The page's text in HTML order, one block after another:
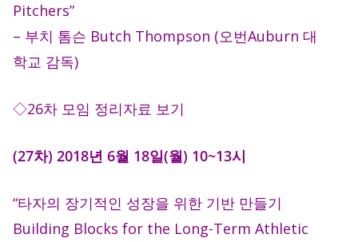
Pitchers”
– 부치 톰슨 Butch Thompson (오번Auburn 대
학교 감독)
◇26차 모임 정리자료 보기
(27차) 2018년 6월 18일(월) 10~13시
“타자의 장기적인 성장을 위한 기반 만들기
Building Blocks for the Long-Term Athletic